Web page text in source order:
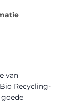
van
Recycling-